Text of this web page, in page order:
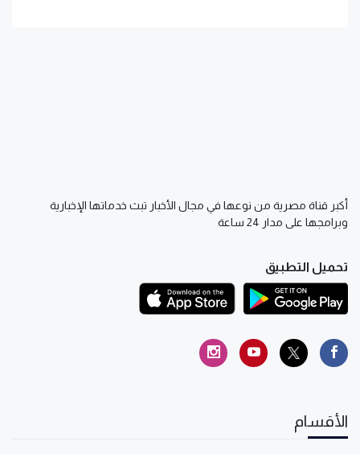
أكبر قناة مصرية من نوعها في مجال الأخبار تبث خدماتها الإخبارية
وبرامجها على مدار 24 ساعة
تحميل التطبيق
الأقسام